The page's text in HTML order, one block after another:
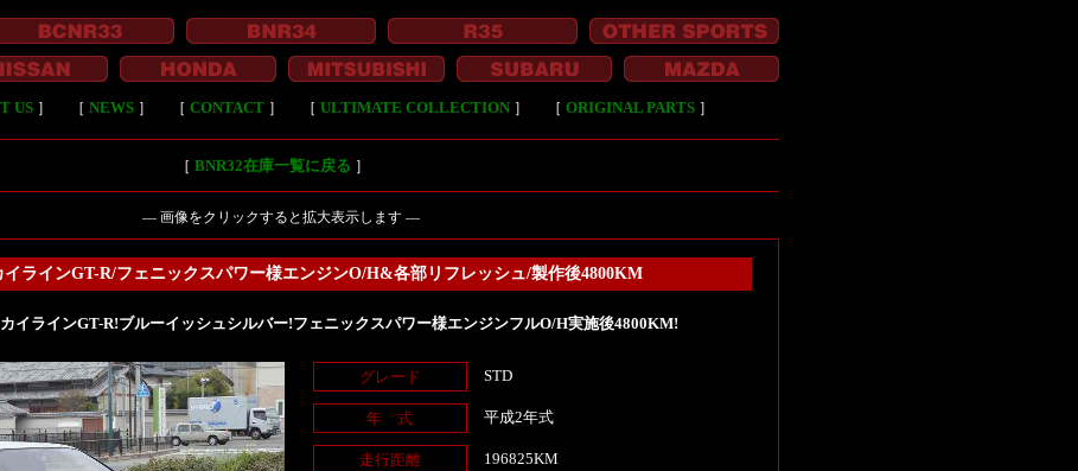
US］ ［ NEWS］ ［ CONTACT］ ［ ULTIMATE COLLECTION］ ［ ORIGINAL PARTS］
［ BNR32在庫一覧に戻る ］
― 画像をクリックすると拡大表示します ―
イラインGT-R/フェニックスパワー様エンジンO/H&各部リフレッシュ/製作後4800KM
イラインGT-R!ブルーイッシュシルバー!フェニックスパワー様エンジンフルO/H実施後4800KM!
グレード STD
年 式 平成2年式
走行距離 196825KM